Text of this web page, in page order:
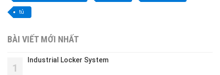
tủ
BÀI VIẾT MỚI NHẤT
1
Industrial Locker System